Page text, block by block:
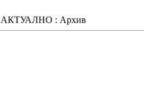
АКТУАЛНО : Архив